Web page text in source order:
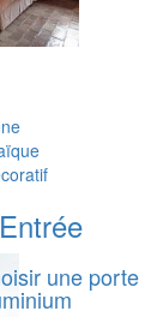
Entrée
une